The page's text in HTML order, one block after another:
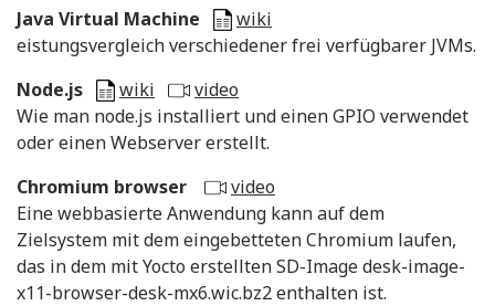
Java Virtual Machine
wiki
eistungsvergleich verschiedener frei verfügbarer JVMs.
Node.js
wiki
video
Wie man node.js installiert und einen GPIO verwendet
oder einen Webserver erstellt.
Chromium browser
video
Eine webbasierte Anwendung kann auf dem
Zielsystem mit dem eingebetteten Chromium laufen,
das in dem mit Yocto erstellten SD-Image desk-image-
x11-browser-desk-mx6.wic.bz2 enthalten ist.